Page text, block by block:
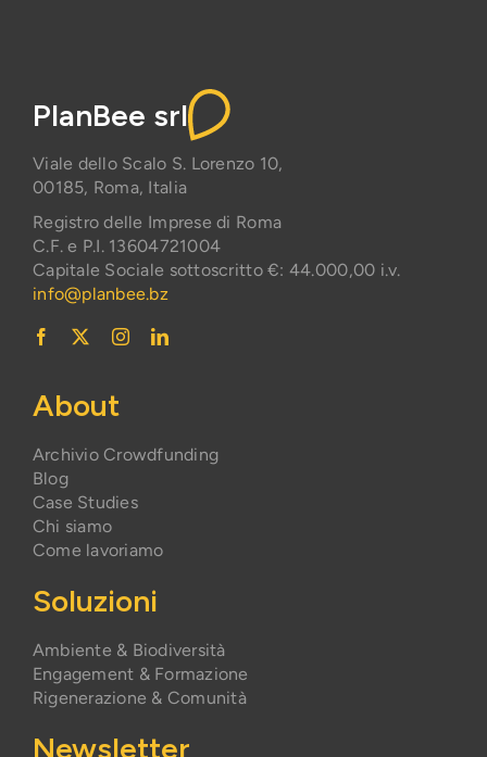
PlanBee srl
Viale dello Scalo S. Lorenzo 10,
00185, Roma, Italia
Registro delle Imprese di Roma
C.F. e P.I. 13604721004
Capitale Sociale sottoscritto €: 44.000,00 i.v.
info@planbee.bz
About
Archivio Crowdfunding
Blog
Case Studies
Chi siamo
Come lavoriamo
Soluzioni
Ambiente & Biodiversità
Engagement & Formazione
Rigenerazione & Comunità
Newsletter